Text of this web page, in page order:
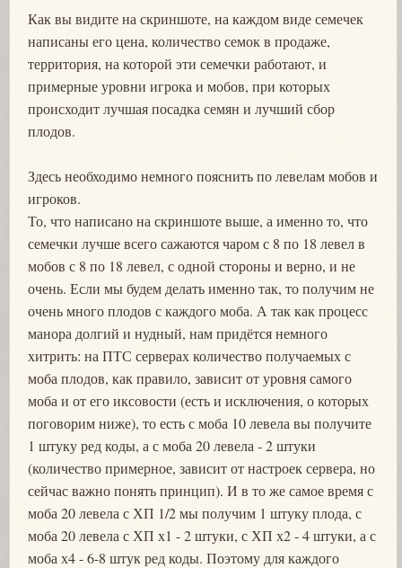
Как вы видите на скриншоте, на каждом виде семечек
написаны его цена, количество семок в продаже,
территория, на которой эти семечки работают, и
примерные уровни игрока и мобов, при которых
происходит лучшая посадка семян и лучший сбор
плодов.
Здесь необходимо немного пояснить по левелам мобов и
игроков.
То, что написано на скриншоте выше, а именно то, что
семечки лучше всего сажаются чаром с 8 по 18 левел в
мобов с 8 по 18 левел, с одной стороны и верно, и не
очень. Если мы будем делать именно так, то получим не
очень много плодов с каждого моба. А так как процесс
манора долгий и нудный, нам придётся немного
хитрить: на ПТС серверах количество получаемых с
моба плодов, как правило, зависит от уровня самого
моба и от его иксовости (есть и исключения, о которых
поговорим ниже), то есть с моба 10 левела вы получите
1 штуку ред коды, а с моба 20 левела - 2 штуки
(количество примерное, зависит от настроек сервера, но
сейчас важно понять принцип). И в то же самое время с
моба 20 левела с ХП 1/2 мы получим 1 штуку плода, с
моба 20 левела с ХП х1 - 2 штуки, с ХП х2 - 4 штуки, а с
моба х4 - 6-8 штук ред коды. Поэтому для каждого